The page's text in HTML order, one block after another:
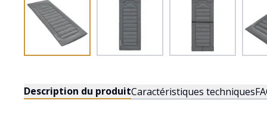
Description du produitCaractéristiques techniques